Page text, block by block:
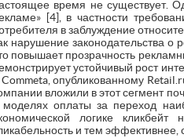
время не существует.
[4], в частности
в заблуждение
нарушение законодательства о
повышает прозрачность
устойчивый рост
опубликованному
вложили в этот сегмент
моделях оплаты за переход
логике
и тем эффективнее,